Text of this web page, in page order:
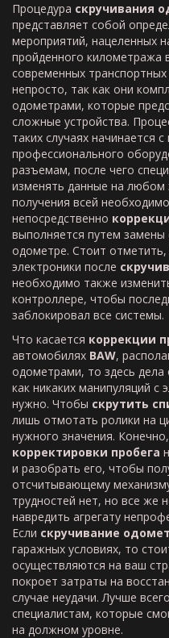
Процедура скручивания
представляет собой
мероприятий, нацеленных
пройденного километража
современных транспортных
непросто, так как они
одометрами, которые
сложные устройства.
таких случаях начинается
профессионального
разъемам, после чего
изменять данные на любом
получения всей
непосредственно
выполняется путем
одометре. Стоит
электроники после
необходимо также
контроллере, чтобы
заблокировал все системы.
Что касается коррекции
автомобилях BAW,
одометрами, то здесь
как никаких манипуляций с
нужно. Чтобы скрутить
лишь отмотать ролики на
нужного значения.
корректировки пробега
и разобрать его, чтобы
отсчитывающему
трудностей нет, но все же
навредить агрегату
Если скручивание
гаражных условиях, то
осуществляются на ваш
покроет затраты на
случае неудачи. Лучше
специалистам, которые
на должном уровне.